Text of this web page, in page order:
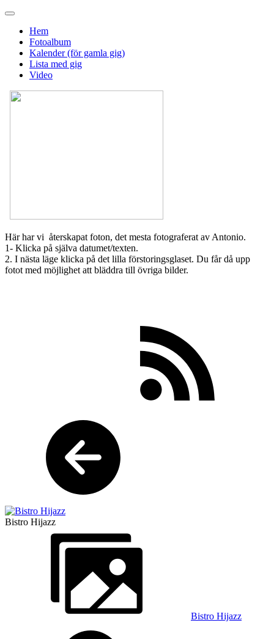
Hem
Fotoalbum
Kalender (för gamla gig)
Lista med gig
Video
Här har vi återskapat foton, det mesta fotograferat av Antonio.
1- Klicka på själva datumet/texten.
2. I nästa läge klicka på det lilla förstoringsglaset. Du får då upp
fotot med möjlighet att bläddra till övriga bilder.
Bistro Hijazz
Bistro Hijazz